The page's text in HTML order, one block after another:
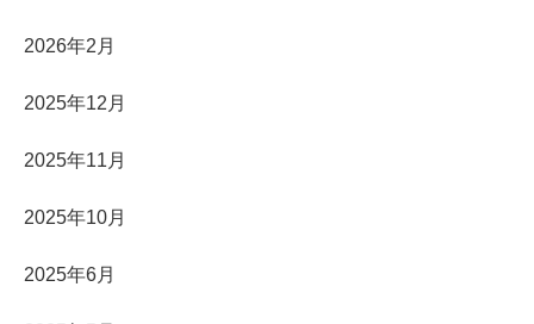
2026年2月
2025年12月
2025年11月
2025年10月
2025年6月